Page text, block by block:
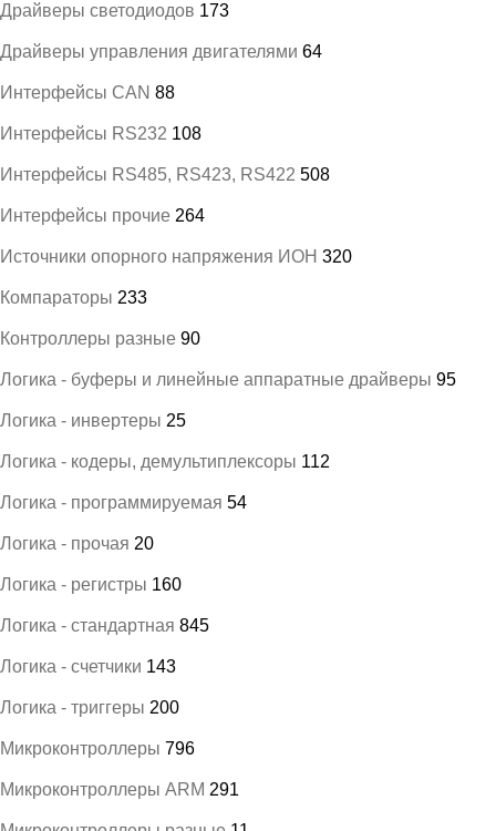
Драйверы светодиодов 173
Драйверы управления двигателями 64
Интерфейсы CAN 88
Интерфейсы RS232 108
Интерфейсы RS485, RS423, RS422 508
Интерфейсы прочие 264
Источники опорного напряжения ИОН 320
Компараторы 233
Контроллеры разные 90
Логика - буферы и линейные аппаратные драйверы 95
Логика - инвертеры 25
Логика - кодеры, демультиплексоры 112
Логика - программируемая 54
Логика - прочая 20
Логика - регистры 160
Логика - стандартная 845
Логика - счетчики 143
Логика - триггеры 200
Микроконтроллеры 796
Микроконтроллеры ARM 291